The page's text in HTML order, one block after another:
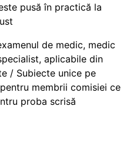
pusă în practică la
de medic, medic
aplicabile din
/ Subiecte unice pe
membrii comisiei ce
proba scrisă